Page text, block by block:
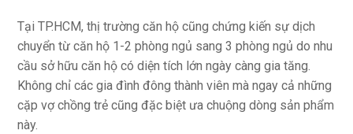
Tại TP.HCM, thị trường căn hộ cũng chứng kiến sự dịch
chuyển từ căn hộ 1-2 phòng ngủ sang 3 phòng ngủ do nhu
cầu sở hữu căn hộ có diện tích lớn ngày càng gia tăng.
Không chỉ các gia đình đông thành viên mà ngay cả những
cặp vợ chồng trẻ cũng đặc biệt ưa chuộng dòng sản phẩm
này.